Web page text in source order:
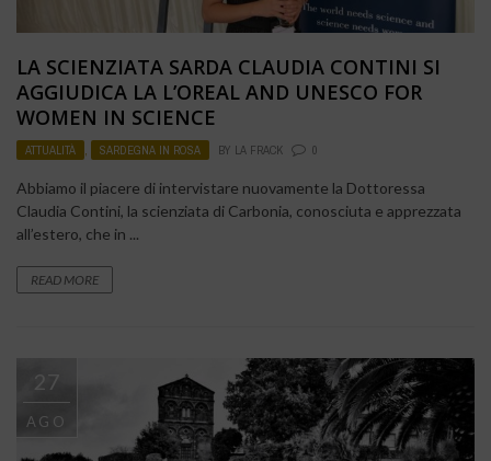
LA SCIENZIATA SARDA CLAUDIA CONTINI SI
AGGIUDICA LA L’OREAL AND UNESCO FOR
WOMEN IN SCIENCE
ATTUALITÀ , SARDEGNA IN ROSA BY LA FRACK 0
Abbiamo il piacere di intervistare nuovamente la Dottoressa
Claudia Contini, la scienziata di Carbonia, conosciuta e apprezzata
all’estero, che in ...
READ MORE
27
AGO